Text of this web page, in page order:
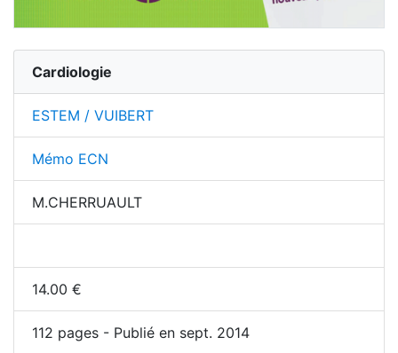
Cardiologie
ESTEM / VUIBERT
Mémo ECN
M.CHERRUAULT
14.00 €
112 pages - Publié en sept. 2014